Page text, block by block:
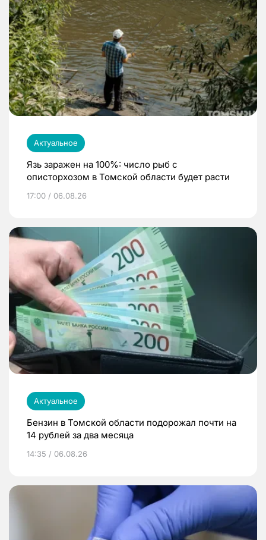
Актуальное
Язь заражен на 100%: число рыб с
описторхозом в Томской области будет расти
17:00 / 06.08.26
Актуальное
Бензин в Томской области подорожал почти на
14 рублей за два месяца
14:35 / 06.08.26